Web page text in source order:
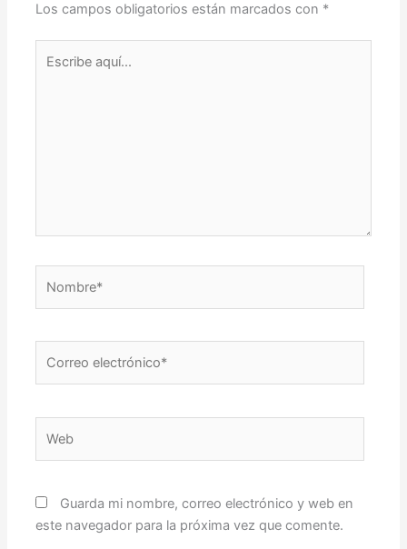
Los campos obligatorios están marcados con *
aquí...
electrónico*
Guarda mi nombre, correo electrónico y web en
este navegador para la próxima vez que comente.